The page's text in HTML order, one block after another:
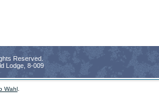
Reserved.
Lodge, 8-009
Wahl.